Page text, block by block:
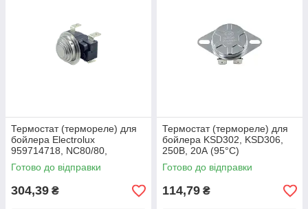
Термостат (термореле) для
бойлера Electrolux
959714718, NC80/80,
Z0122C02C1, 250В, 16A
(80°С)
Готово до відправки
304,39 ₴
Термостат (термореле) для
бойлера KSD302, KSD306,
250В, 20А (95°C)
Готово до відправки
114,79 ₴